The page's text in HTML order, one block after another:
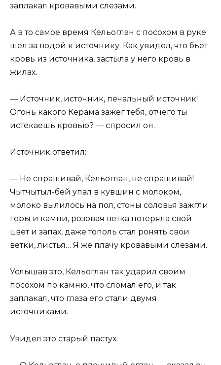
заплакал кровавыми слезами.
А в то самое время Кельоглан с посохом в руке
шел за водой к источнику. Как увидел, что бьет
кровь из источника, застыла у него кровь в
жилах.
— Источник, источник, печальный источник!
Огонь какого Керама зажег тебя, отчего ты
истекаешь кровью? — спросил он.
Источник ответил:
— Не спрашивай, Кельоглан, не спрашивай!
Чытчытыл-бей упал в кувшин с молоком,
молоко вылилось на пол, стоны соловья зажгли
горы и камни, розовая ветка потеряла свой
цвет и запах, даже тополь стал ронять свои
ветки, листья… Я же плачу кровавыми слезами.
Услышав это, Кельоглан так ударил своим
посохом по камню, что сломал его, и так
заплакал, что глаза его стали двумя
источниками.
Увидел это старый пастух.